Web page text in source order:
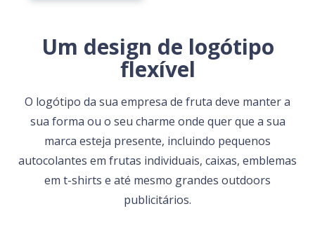
Um design de logótipo
flexível
O logótipo da sua empresa de fruta deve manter a
sua forma ou o seu charme onde quer que a sua
marca esteja presente, incluindo pequenos
autocolantes em frutas individuais, caixas, emblemas
em t-shirts e até mesmo grandes outdoors
publicitários.